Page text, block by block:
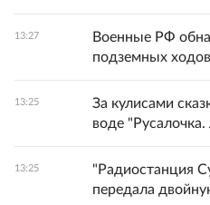
13:27
Военные РФ
подземных
13:25
За кулисами
воде
13:25
"Радиостанция
передала